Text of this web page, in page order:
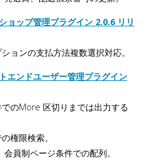
ョップ管理プラグイン 2.0.6 リリ
ョンの支払方法複数選択対応。
エンドユーザー管理プラグイン
のMore 区切りまでは出力する
権限検索。
員制ページ条件での配列。